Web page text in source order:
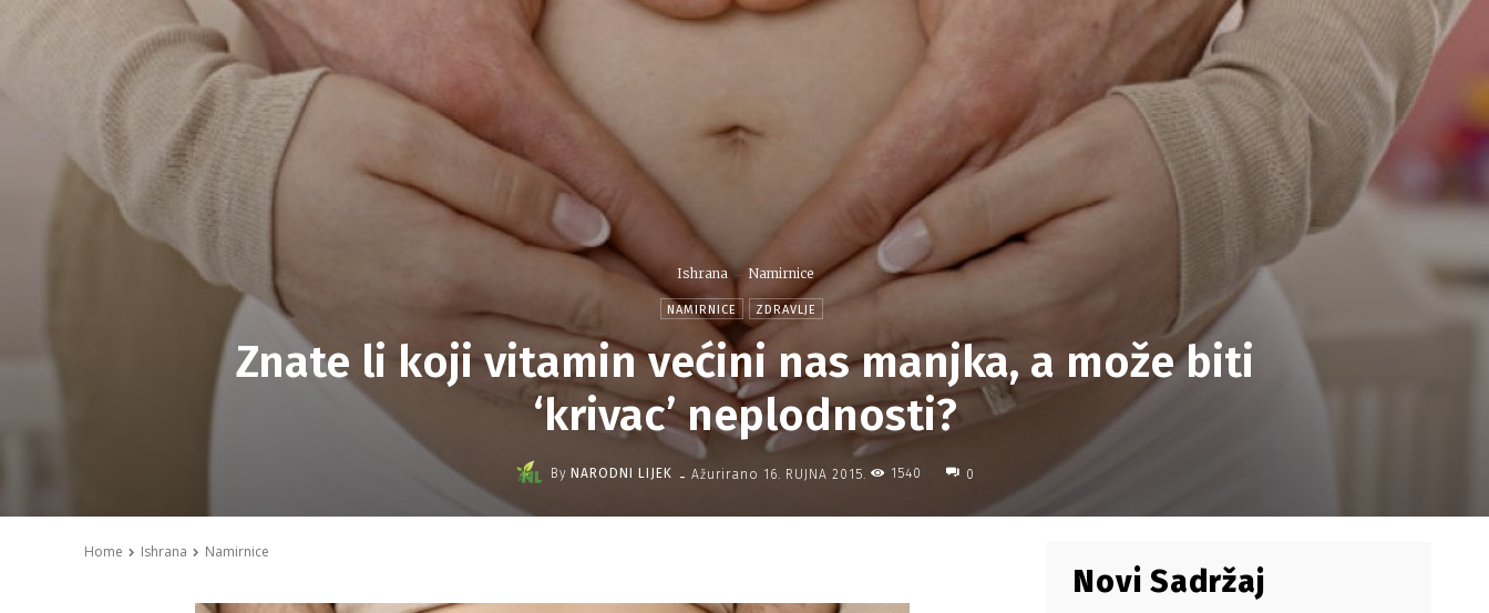
Ishrana Namirnice
NAMIRNICE ZDRAVLJE
Znate li koji vitamin većini nas manjka, a može biti
‘krivac’ neplodnosti?
By NARODNI LIJEK - Ažurirano 16. RUJNA 2015. 1540 0
Home Ishrana Namirnice
Novi Sadržaj